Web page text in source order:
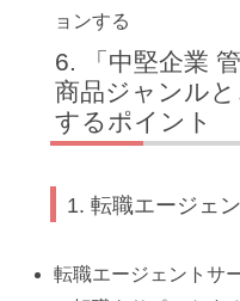
ョンする
「中堅企業
商品ジャンル
するポイント
1. 転職エージェ
転職エージェントサ